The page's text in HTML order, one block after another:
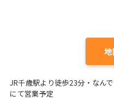
地
JR千歳駅より徒歩23分・なん
にて営業予定